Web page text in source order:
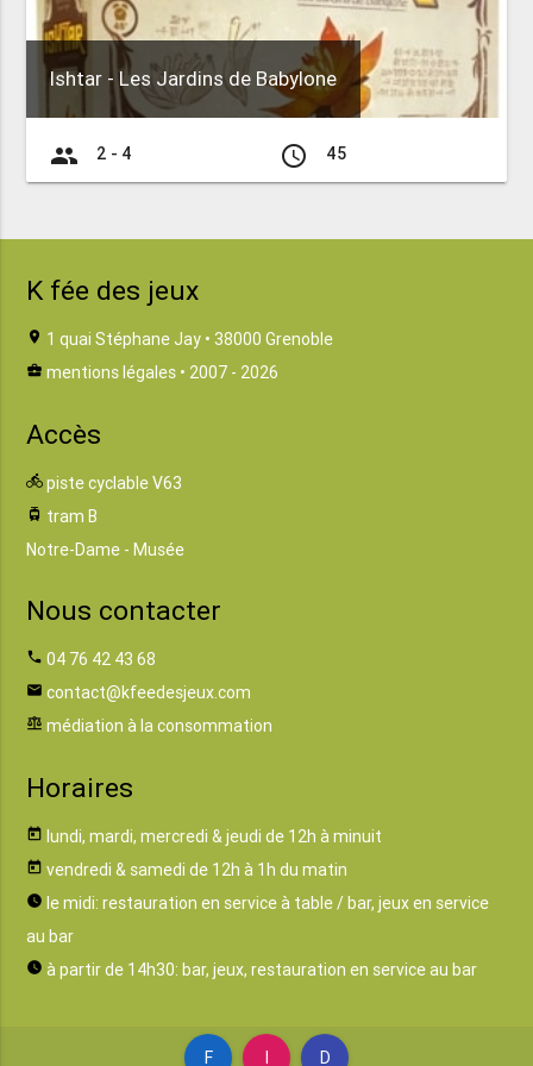
Ishtar - Les Jardins de Babylone
group 2 - 4 access_time 45
K fée des jeux
location_on 1 quai Stéphane Jay • 38000 Grenoble
business_center mentions légales • 2007 - 2026
Accès
directions_bike piste cyclable V63
tram tram B
Notre-Dame - Musée
Nous contacter
phone 04 76 42 43 68
email contact@kfeedesjeux.com
balance médiation à la consommation
Horaires
today lundi, mardi, mercredi & jeudi de 12h à minuit
today vendredi & samedi de 12h à 1h du matin
watch_later le midi: restauration en service à table / bar, jeux en service
au bar
watch_later à partir de 14h30: bar, jeux, restauration en service au bar
F I D